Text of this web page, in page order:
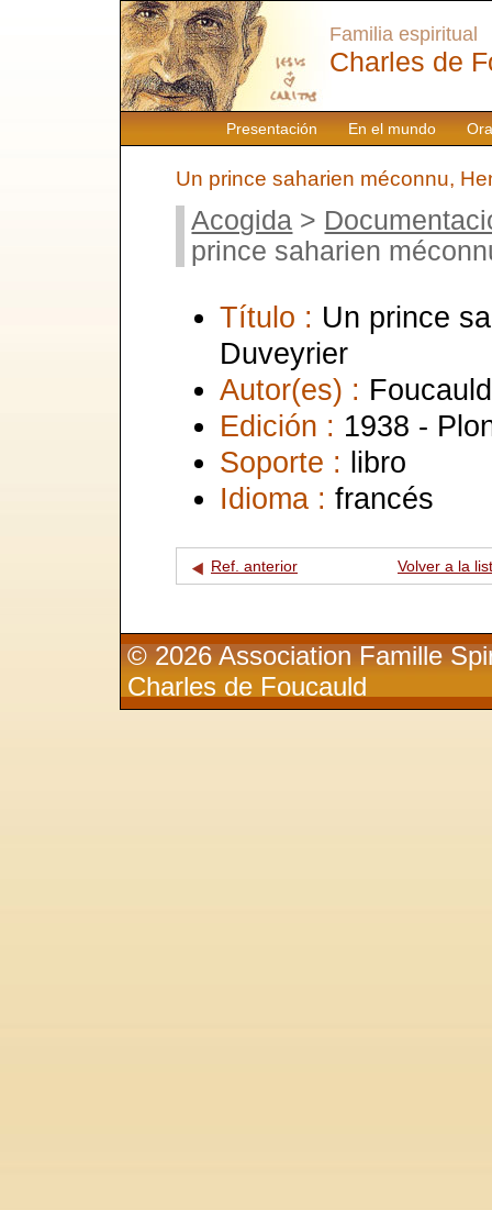
Presentación En el mundo
Familia espiritual
Charles de
Un prince saharien méconnu,
Acogida >
prince saharien
Título : Un prince
Duveyrier
Autor(es) :
Edición : 1938 -
Soporte : libro
Idioma : francés
Ref. anterior Volver a la
© 2026 Association Famille
Charles de Foucauld